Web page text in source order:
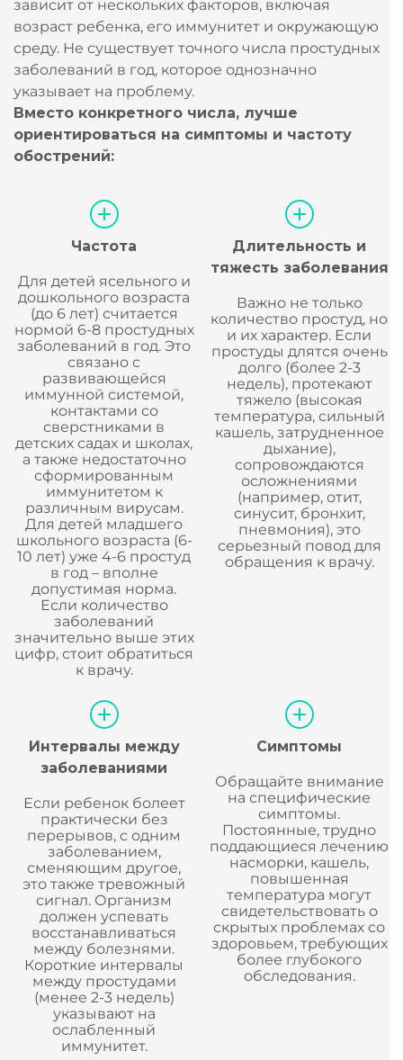
зависит от нескольких факторов, включая
возраст ребенка, его иммунитет и окружающую
среду. Не существует точного числа простудных
заболеваний в год, которое однозначно
указывает на проблему.
Вместо конкретного числа, лучше
ориентироваться на симптомы и частоту
обострений:
Частота
Для детей ясельного и
дошкольного возраста
(до 6 лет) считается
нормой 6-8 простудных
заболеваний в год. Это
связано с
развивающейся
иммунной системой,
контактами со
сверстниками в
детских садах и школах,
а также недостаточно
сформированным
иммунитетом к
различным вирусам.
Для детей младшего
школьного возраста (6-
10 лет) уже 4-6 простуд
в год – вполне
допустимая норма.
Если количество
заболеваний
значительно выше этих
цифр, стоит обратиться
к врачу.
Длительность и
тяжесть заболевания
Важно не только
количество простуд, но
и их характер. Если
простуды длятся очень
долго (более 2-3
недель), протекают
тяжело (высокая
температура, сильный
кашель, затрудненное
дыхание),
сопровождаются
осложнениями
(например, отит,
синусит, бронхит,
пневмония), это
серьезный повод для
обращения к врачу.
Интервалы между
заболеваниями
Если ребенок болеет
практически без
перерывов, с одним
заболеванием,
сменяющим другое,
это также тревожный
сигнал. Организм
должен успевать
восстанавливаться
между болезнями.
Короткие интервалы
между простудами
(менее 2-3 недель)
указывают на
ослабленный
иммунитет.
Симптомы
Обращайте внимание
на специфические
симптомы.
Постоянные, трудно
поддающиеся лечению
насморки, кашель,
повышенная
температура могут
свидетельствовать о
скрытых проблемах со
здоровьем, требующих
более глубокого
обследования.